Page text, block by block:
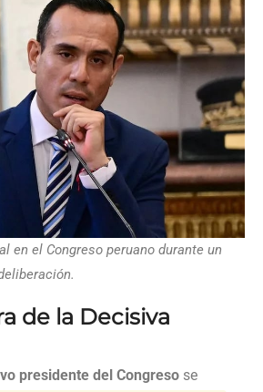
en el Congreso peruano durante un
de la Decisiva
presidente del Congreso se